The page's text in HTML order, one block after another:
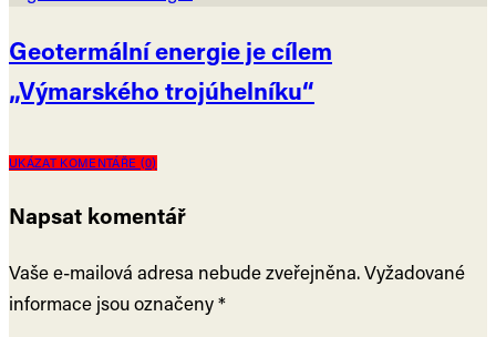
Geotermální energie je cílem
„Výmarského trojúhelníku“
UKÁZAT KOMENTÁŘE (0)
Napsat komentář
Vaše e-mailová adresa nebude zveřejněna.Vyžadované
informace jsou označeny*